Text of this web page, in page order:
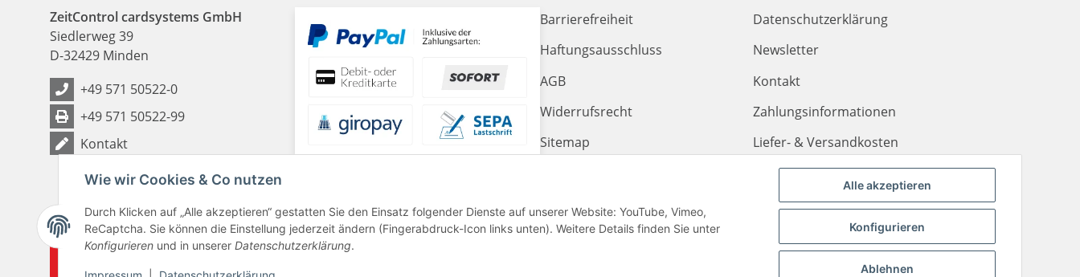
Alle akzeptieren
Konfigurieren
Ablehnen
Wie wir Cookies & Co nutzen
Durch Klicken auf „Alle akzeptieren“ gestatten Sie den Einsatz folgender Dienste auf unserer Website: YouTube, Vimeo,
ReCaptcha. Sie können die Einstellung jederzeit ändern (Fingerabdruck-Icon links unten). Weitere Details finden Sie unter
Konfigurieren und in unserer Datenschutzerklärung.
ZeitControl cardsystems GmbH
Siedlerweg 39
D-32429 Minden
+49 571 50522-0
+49 571 50522-99
Kontakt
Barrierefreiheit
Datenschutzerklärung
Haftungsausschluss
Newsletter
AGB
Kontakt
Widerrufsrecht
Zahlungsinformationen
Sitemap
Liefer- & Versandkosten